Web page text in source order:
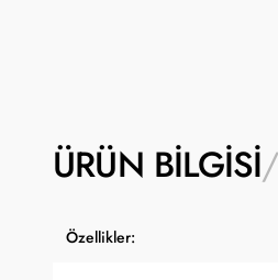
ÜRÜN BILGISI
Özellikler: